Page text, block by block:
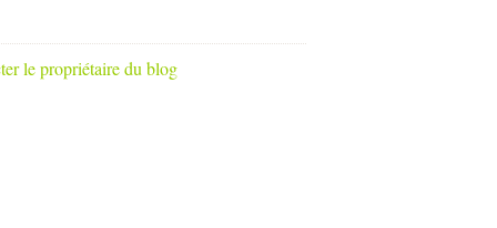
le propriétaire du blog